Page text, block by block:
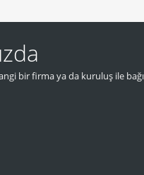
bir firma ya da kuruluş ile